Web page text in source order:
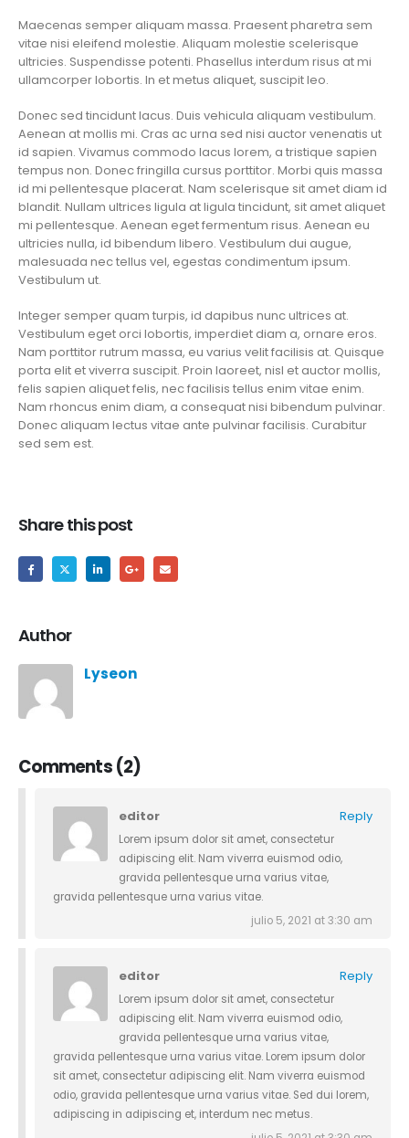
Maecenas semper aliquam massa. Praesent pharetra sem
vitae nisi eleifend molestie. Aliquam molestie scelerisque
ultricies. Suspendisse potenti. Phasellus interdum risus at mi
ullamcorper lobortis. In et metus aliquet, suscipit leo.
Donec sed tincidunt lacus. Duis vehicula aliquam vestibulum.
Aenean at mollis mi. Cras ac urna sed nisi auctor venenatis ut
id sapien. Vivamus commodo lacus lorem, a tristique sapien
tempus non. Donec fringilla cursus porttitor. Morbi quis massa
id mi pellentesque placerat. Nam scelerisque sit amet diam id
blandit. Nullam ultrices ligula at ligula tincidunt, sit amet aliquet
mi pellentesque. Aenean eget fermentum risus. Aenean eu
ultricies nulla, id bibendum libero. Vestibulum dui augue,
malesuada nec tellus vel, egestas condimentum ipsum.
Vestibulum ut.
Integer semper quam turpis, id dapibus nunc ultrices at.
Vestibulum eget orci lobortis, imperdiet diam a, ornare eros.
Nam porttitor rutrum massa, eu varius velit facilisis at. Quisque
porta elit et viverra suscipit. Proin laoreet, nisl et auctor mollis,
felis sapien aliquet felis, nec facilisis tellus enim vitae enim.
Nam rhoncus enim diam, a consequat nisi bibendum pulvinar.
Donec aliquam lectus vitae ante pulvinar facilisis. Curabitur
sed sem est.
Share this post
Author
Lyseon
Comments (2)
editor Reply
Lorem ipsum dolor sit amet, consectetur
adipiscing elit. Nam viverra euismod odio,
gravida pellentesque urna varius vitae,
gravida pellentesque urna varius vitae.
julio 5, 2021 at 3:30 am
editor Reply
Lorem ipsum dolor sit amet, consectetur
adipiscing elit. Nam viverra euismod odio,
gravida pellentesque urna varius vitae,
gravida pellentesque urna varius vitae. Lorem ipsum dolor
sit amet, consectetur adipiscing elit. Nam viverra euismod
odio, gravida pellentesque urna varius vitae. Sed dui lorem,
adipiscing in adipiscing et, interdum nec metus.